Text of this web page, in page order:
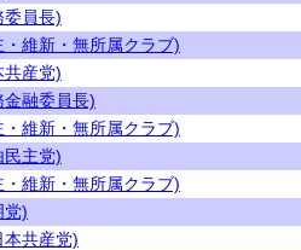
委員長)
維新・無所属クラブ)
共産党)
融委員長)
維新・無所属クラブ)
民主党)
維新・無所属クラブ)
党)
共産党)